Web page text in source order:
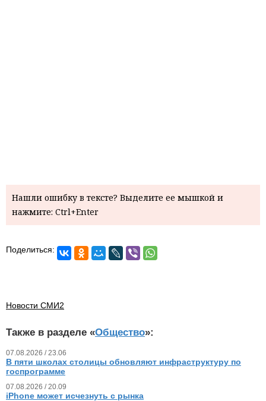
Нашли ошибку в тексте? Выделите ее мышкой и
нажмите: Ctrl+Enter
Поделиться:
Новости СМИ2
Также в разделе «Общество»:
07.08.2026 / 23.06
В пяти школах столицы обновляют инфраструктуру по
госпрограмме
07.08.2026 / 20.09
iPhone может исчезнуть с рынка